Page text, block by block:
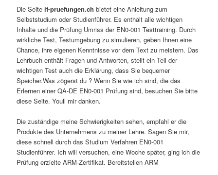
Die Seiteit-pruefungen.ch bietet eine Anleitung zum
Selbststudium oder Studienführer. Es enthält alle wichtigen
Inhalte und die Prüfung Umriss der EN0-001 Testtraining. Durch
wirkliche Test, Testumgebung zu simulieren, geben Ihnen eine
Chance, ihre eigenen Kenntnisse vor dem Text zu meistern. Das
Lehrbuch enthält Fragen und Antworten, stellt ein Teil der
wichtigen Test auch die Erklärung, dass Sie bequemer
Speicher.Was zögerst du ? Wenn Sie wie ich sind, die das
Erlernen einer QA-DE EN0-001 Prüfung sind, besuchen Sie bitte
diese Seite. Youll mir danken.
Die zuständige meine Schwierigkeiten sehen, empfahl er die
Produkte des Unternehmens zu meiner Lehre. Sagen Sie mir,
diese schnell durch das Studium Verfahren EN0-001
Studienführer. Ich will versuchen, eine Woche später, ging ich die
Prüfung erzielte ARM-Zertifikat. Bereitstellen ARM